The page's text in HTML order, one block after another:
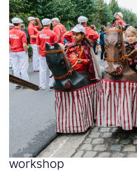
workshop